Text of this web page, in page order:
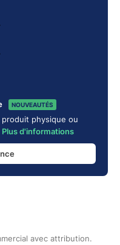
NOUVEAUTÉS
produit physique ou
Plus d'informations
avec attribution.